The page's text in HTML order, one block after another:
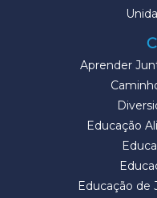
Aprender
Educação
Educação de